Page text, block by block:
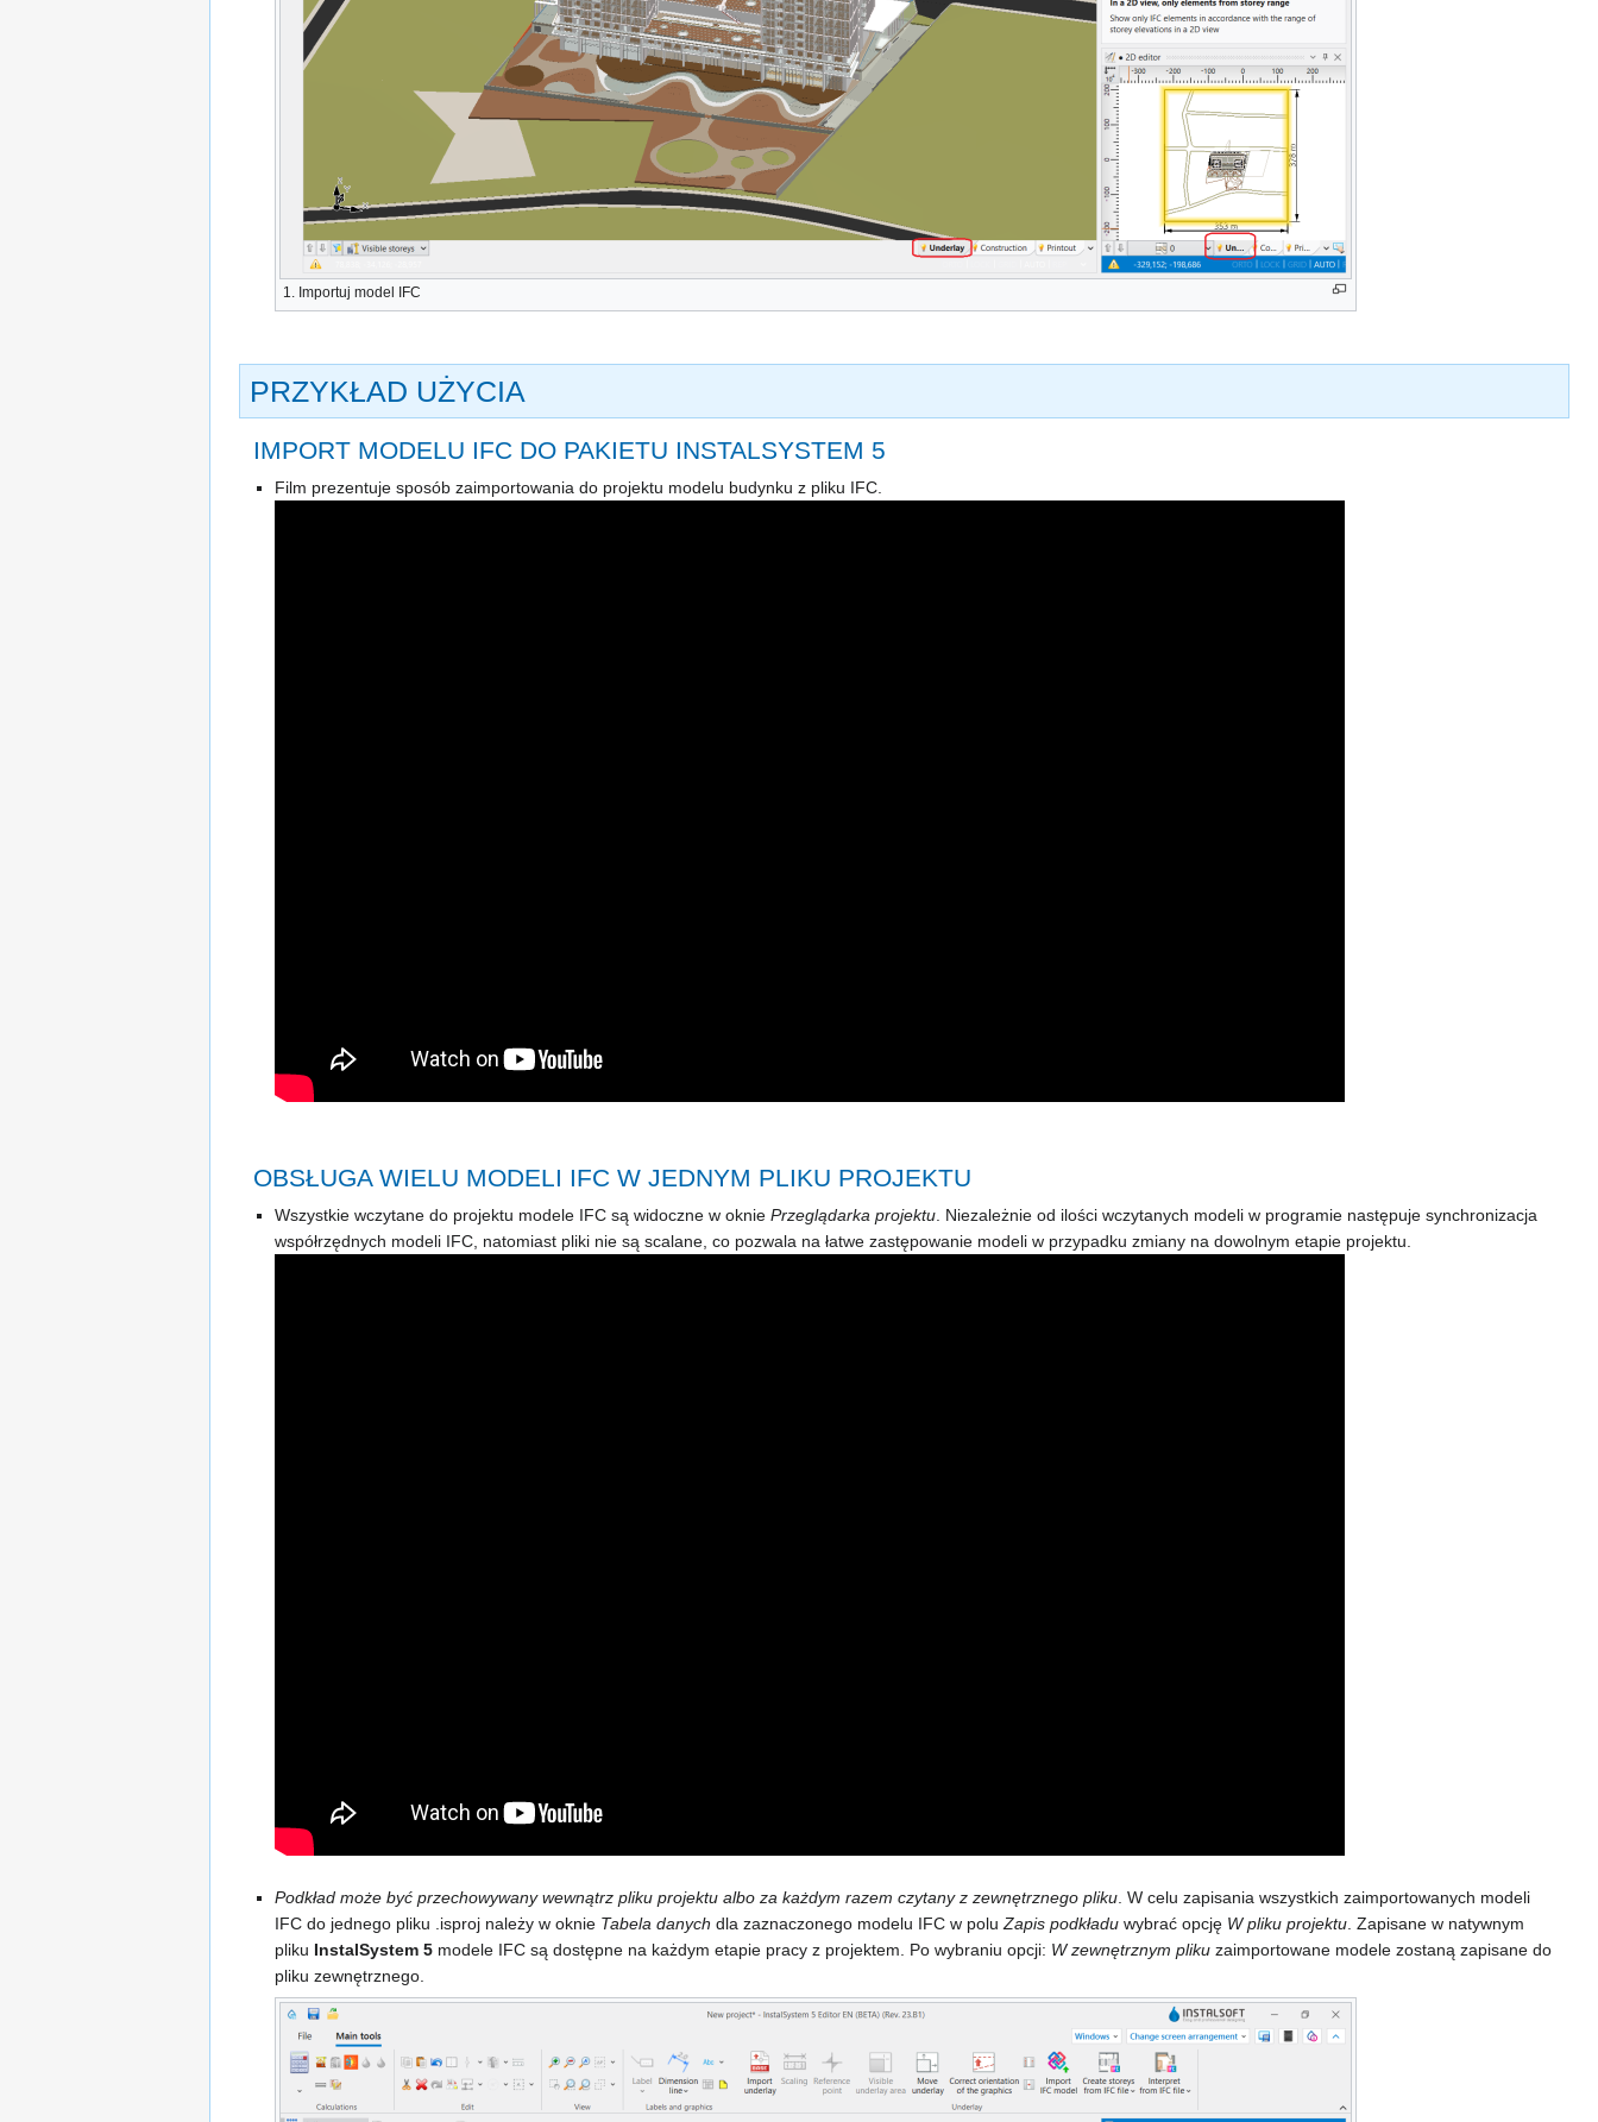
1. Importuj model IFC
PRZYKŁAD UŻYCIA
IMPORT MODELU IFC DO PAKIETU INSTALSYSTEM 5
Film prezentuje sposób zaimportowania do projektu modelu budynku z pliku IFC.
OBSŁUGA WIELU MODELI IFC W JEDNYM PLIKU PROJEKTU
Wszystkie wczytane do projektu modele IFC są widoczne w okniePrzeglądarka projektu. Niezależnie od ilości wczytanych modeli w programie następuje synchronizacja
współrzędnych modeli IFC, natomiast pliki nie są scalane, co pozwala na łatwe zastępowanie modeli w przypadku zmiany na dowolnym etapie projektu.
Podkład może być przechowywany wewnątrz pliku projektu albo za każdym razem czytany z zewnętrznego pliku . W celu zapisania wszystkich zaimportowanych modeli
IFC do jednego pliku .isproj należy w oknie Tabela danych dla zaznaczonego modelu IFC w poluZapis podkładu wybrać opcję W pliku projektu . Zapisane w natywnym
pliku InstalSystem 5 modele IFC są dostępne na każdym etapie pracy z projektem. Po wybraniu opcji: W zewnętrznym pliku zaimportowane modele zostaną zapisane do
pliku zewnętrznego.